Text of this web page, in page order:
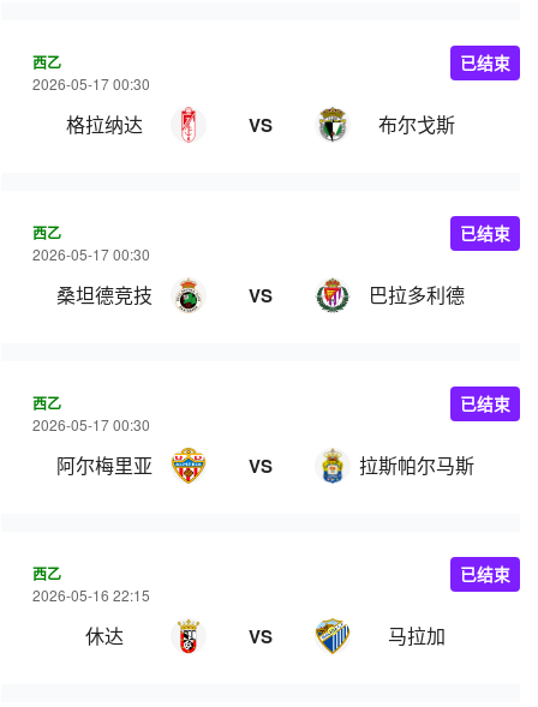
西乙
2026-05-17 00:30
格拉纳达 VS 布尔戈斯
已结束
西乙
2026-05-17 00:30
桑坦德竞技 VS 巴拉多利德
已结束
西乙
2026-05-17 00:30
阿尔梅里亚 VS 拉斯帕尔马斯
已结束
西乙
2026-05-16 22:15
休达 VS 马拉加
已结束